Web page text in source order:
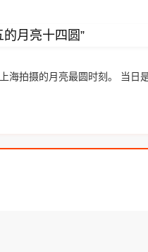
拍摄的月亮最圆时刻。 当日是